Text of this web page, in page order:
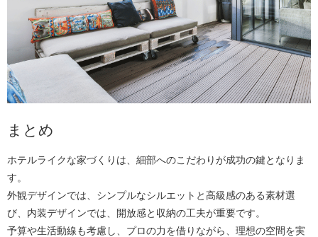
まとめ
ホテルライクな家づくりは、細部へのこだわりが成功の鍵となりま
す。
外観デザインでは、シンプルなシルエットと高級感のある素材選
び、内装デザインでは、開放感と収納の工夫が重要です。
予算や生活動線も考慮し、プロの力を借りながら、理想の空間を実